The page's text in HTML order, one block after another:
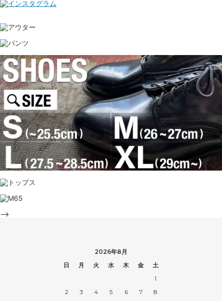
-->
2026年8月
日
月 火 水 木 金
土
1
2
3 4 5 6 7
8